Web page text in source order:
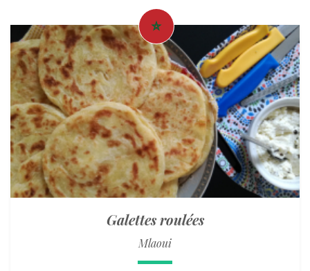
Galettes roulées
Mlaoui